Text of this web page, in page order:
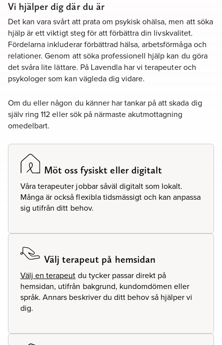
Vi hjälper dig där du är
Det kan vara svårt att prata om psykisk ohälsa, men att söka
hjälp är ett viktigt steg för att förbättra din livskvalitet.
Fördelarna inkluderar förbättrad hälsa, arbetsförmåga och
relationer. Genom att söka professionell hjälp kan du göra
det svåra lite lättare. På Lavendla har vi terapeuter och
psykologer som kan vägleda dig vidare.
Om du eller någon du känner har tankar på att skada dig
själv ring 112 eller sök på närmaste akutmottagning
omedelbart.
Möt oss fysiskt eller digitalt
Våra terapeuter jobbar såväl digitalt som lokalt.
Många är också flexibla tidsmässigt och kan anpassa
sig utifrån ditt behov.
Välj terapeut på hemsidan
Välj en terapeut du tycker passar direkt på
hemsidan, utifrån bakgrund, kundomdömen eller
språk. Annars beskriver du ditt behov så hjälper vi
dig.